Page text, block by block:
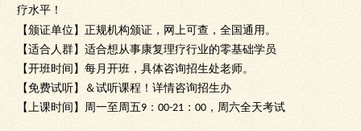
疗水平！
【颁证单位】正规机构颁证，网上可查，全国通用。
【适合人群】适合想从事康复理疗行业的零基础学员
【开班时间】每月开班，具体咨询招生处老师。
【免费试听】＆试听课程！详情咨询招生办
【上课时间】周一至周五9 ： 00-21 ： 00 ，周六全天考试